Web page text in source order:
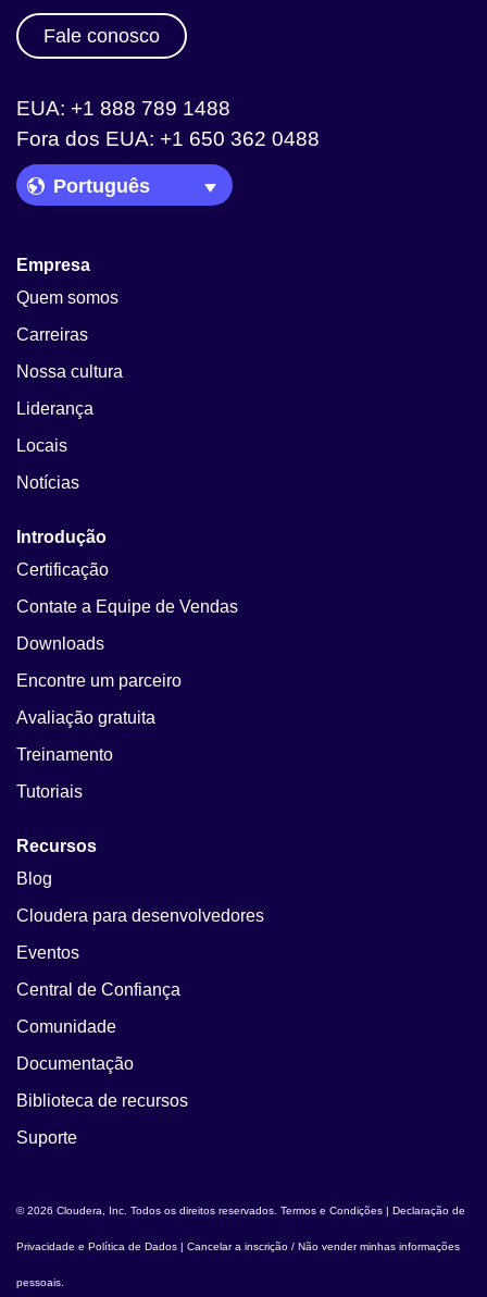
Fale conosco
EUA: +1 888 789 1488
Fora dos EUA: +1 650 362 0488
Language Picker
Empresa
Quem somos
Carreiras
Nossa cultura
Liderança
Locais
Notícias
Introdução
Certificação
Contate a Equipe de Vendas
Downloads
Encontre um parceiro
Avaliação gratuita
Treinamento
Tutoriais
Recursos
Blog
Cloudera para desenvolvedores
Eventos
Central de Confiança
Comunidade
Documentação
Biblioteca de recursos
Suporte
© 2026 Cloudera, Inc. Todos os direitos reservados. Termos e Condições | Declaração de
Privacidade e Política de Dados | Cancelar a inscrição / Não vender minhas informações
pessoais